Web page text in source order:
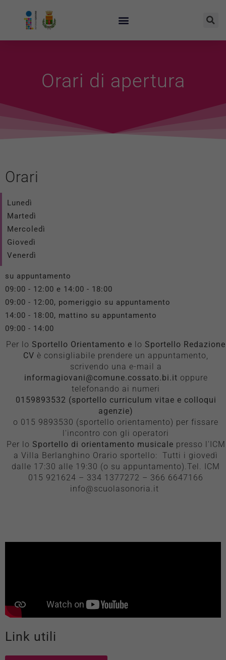
Orari di apertura
Orari
Lunedì
Martedì
Mercoledì
Giovedì
Venerdì
su appuntamento
09:00 - 12:00 e 14:00 - 18:00
09:00 - 12:00, pomeriggio su appuntamento
14:00 - 18:00, mattino su appuntamento
09:00 - 14:00
Per lo Sportello Orientamento e lo Sportello Redazione
CV è consigliabile prendere un appuntamento,
scrivendo una e-mail a
informagiovani@comune.cossato.bi.it oppure
telefonando ai numeri
0159893532 (sportello curriculum vitae e colloqui
agenzie)
o 015 9893530 (sportello orientamento) per fissare
l'incontro con gli operatori
Per lo Sportello di orientamento musicale presso l'ICM
a Villa Berlanghino Orario sportello: Tutti i giovedì
dalle 17:30 alle 19:30 (o su appuntamento).Tel. ICM
015 921624 – 334 1377272 – 366 6647166
info@scuolasonoria.it
Link utili